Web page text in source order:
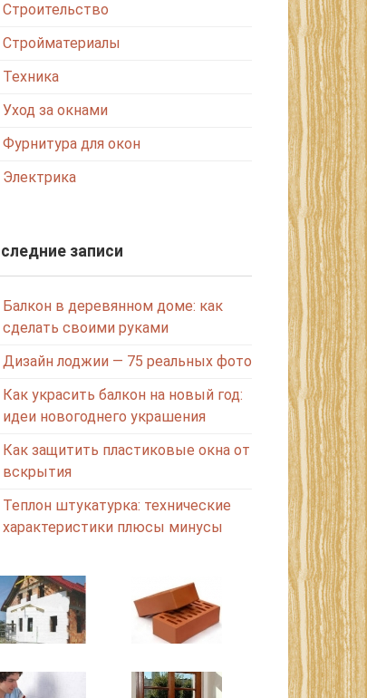
Строительство
Стройматериалы
Техника
Уход за окнами
Фурнитура для окон
Электрика
записи
Балкон в деревянном доме: как
сделать своими руками
Дизайн лоджии — 75 реальных фото
Как украсить балкон на новый год:
идеи новогоднего украшения
Как защитить пластиковые окна от
вскрытия
Теплон штукатурка: технические
характеристики плюсы минусы